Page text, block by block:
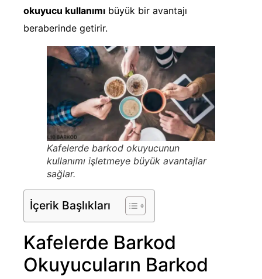
okuyucu kullanımı büyük bir avantajı
beraberinde getirir.
Kafelerde barkod okuyucunun
kullanımı işletmeye büyük avantajlar
sağlar.
İçerik Başlıkları
Kafelerde Barkod
Okuyucuların Barkod